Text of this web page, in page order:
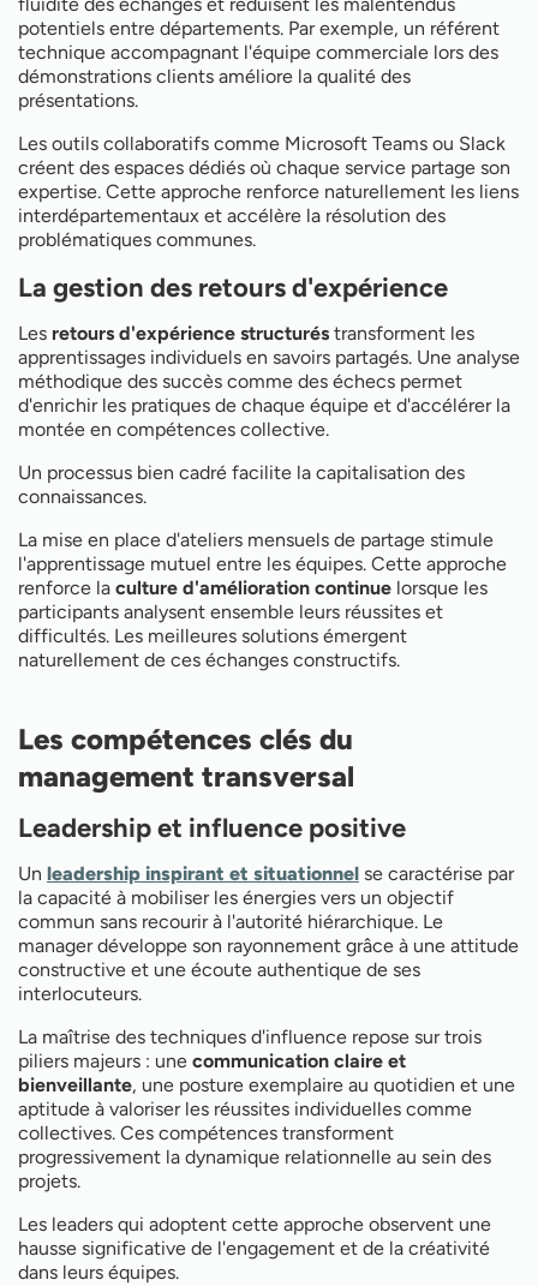
potentiels entre départements. Par exemple, un référent
technique accompagnant l'équipe commerciale lors des
démonstrations clients améliore la qualité des
présentations.
Les outils collaboratifs comme Microsoft Teams ou Slack
créent des espaces dédiés où chaque service partage son
expertise. Cette approche renforce naturellement les liens
interdépartementaux et accélère la résolution des
problématiques communes.
La gestion des retours d'expérience
Les retours d'expérience structurés transforment les
apprentissages individuels en savoirs partagés. Une analyse
méthodique des succès comme des échecs permet
d'enrichir les pratiques de chaque équipe et d'accélérer la
montée en compétences collective.
Un processus bien cadré facilite la capitalisation des
connaissances.
La mise en place d'ateliers mensuels de partage stimule
l'apprentissage mutuel entre les équipes. Cette approche
renforce la culture d'amélioration continue lorsque les
participants analysent ensemble leurs réussites et
difficultés. Les meilleures solutions émergent
naturellement de ces échanges constructifs.
Les compétences clés du
management transversal
Leadership et influence positive
Un leadership inspirant et situationnel se caractérise par
la capacité à mobiliser les énergies vers un objectif
commun sans recourir à l'autorité hiérarchique. Le
manager développe son rayonnement grâce à une attitude
constructive et une écoute authentique de ses
interlocuteurs.
La maîtrise des techniques d'influence repose sur trois
piliers majeurs : une communication claire et
bienveillante, une posture exemplaire au quotidien et une
aptitude à valoriser les réussites individuelles comme
collectives. Ces compétences transforment
progressivement la dynamique relationnelle au sein des
projets.
Les leaders qui adoptent cette approche observent une
hausse significative de l'engagement et de la créativité
dans leurs équipes.